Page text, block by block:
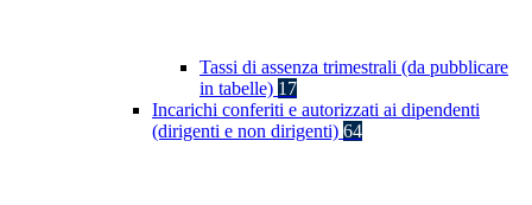
Tassi di assenza trimestrali (da pubblicare
in tabelle) 17
Incarichi conferiti e autorizzati ai dipendenti
(dirigenti e non dirigenti) 64